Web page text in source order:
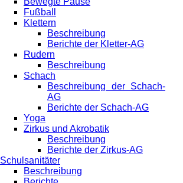
Fußball
Klettern
Beschreibung
Berichte der Kletter-AG
Rudern
Beschreibung
Schach
Beschreibung der Schach-
AG
Berichte der Schach-AG
Yoga
Zirkus und Akrobatik
Beschreibung
Berichte der Zirkus-AG
Schulsanitäter
Beschreibung